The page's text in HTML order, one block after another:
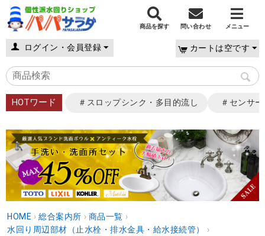
商品を探す 問い合わせ メニュー
ログイン・会員登録 カートは空です
HOTワード ＃スロップシンク・多目的流し ＃センサ
HOME › 総合案内所 › 商品一覧 ›
水回り周辺部材（止水栓・排水金具・給水接続管）
›